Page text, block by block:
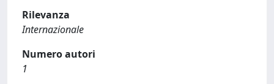
Rilevanza
Internazionale
Numero autori
1